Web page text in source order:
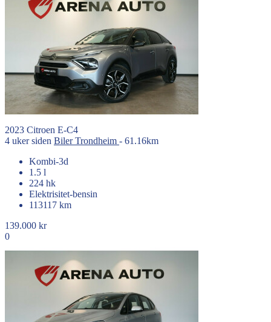
2023 Citroen E-C4
4 uker siden BilerTrondheim - 61.16km
Kombi-3d
1.5 l
224 hk
Elektrisitet-bensin
113117 km
139.000 kr
0